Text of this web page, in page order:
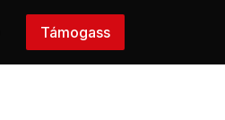
Támogass